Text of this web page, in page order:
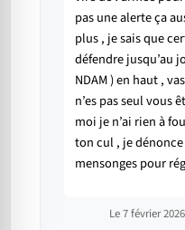
pas une alerte ça
plus , je sais que
défendre jusqu’au
NDAM ) en haut ,
n’es pas seul vous
moi je n’ai rien à
ton cul , je
mensonges pour
Le 7 février